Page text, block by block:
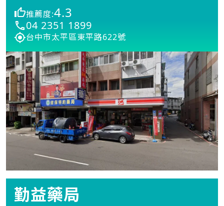
推薦度:4.3
04 2351 1899
台中市太平區東平路622號
勤益藥局